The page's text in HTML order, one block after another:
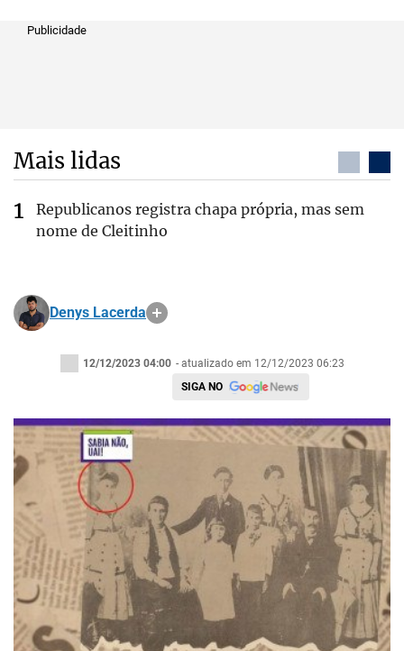
Publicidade
Mais lidas
Republicanos registra chapa própria, mas sem
nome de Cleitinho
Denys Lacerda
12/12/2023 04:00 - atualizado em 12/12/2023 06:23
SIGA NO